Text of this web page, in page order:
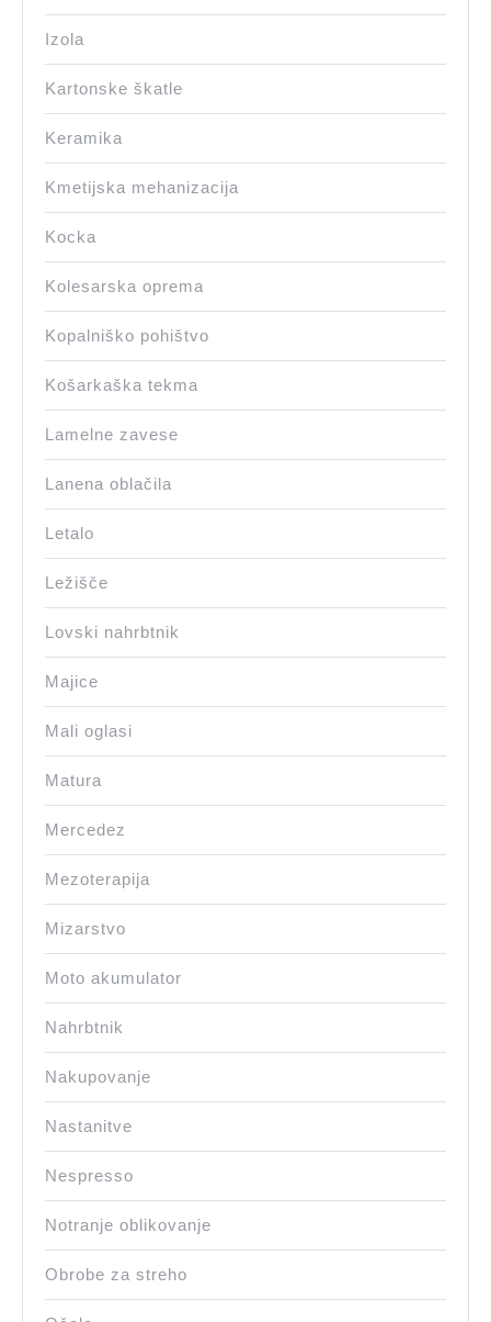
Izola
Kartonske škatle
Keramika
Kmetijska mehanizacija
Kocka
Kolesarska oprema
Kopalniško pohištvo
Košarkaška tekma
Lamelne zavese
Lanena oblačila
Letalo
Ležišče
Lovski nahrbtnik
Majice
Mali oglasi
Matura
Mercedez
Mezoterapija
Mizarstvo
Moto akumulator
Nahrbtnik
Nakupovanje
Nastanitve
Nespresso
Notranje oblikovanje
Obrobe za streho